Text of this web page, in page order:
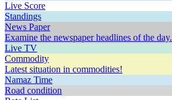
Live Score
Standings
News Paper
Examine the newspaper headlines of the day.
Live TV
Commodity
Latest situation in commodities!
Namaz Time
Road condition